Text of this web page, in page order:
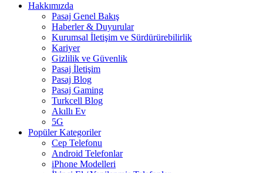
Hakkımızda
Pasaj Genel Bakış
Haberler & Duyurular
Kurumsal İletişim ve Sürdürürebilirlik
Kariyer
Gizlilik ve Güvenlik
Pasaj İletişim
Pasaj Blog
Pasaj Gaming
Turkcell Blog
Akıllı Ev
5G
Popüler Kategoriler
Cep Telefonu
Android Telefonlar
iPhone Modelleri